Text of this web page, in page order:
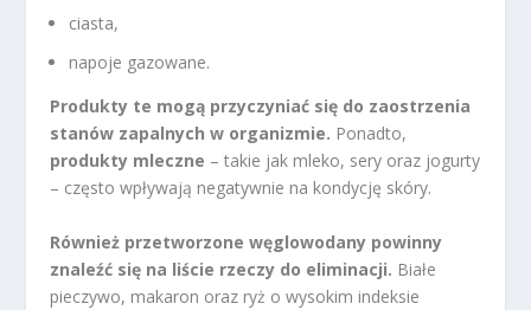
ciasta,
napoje gazowane.
Produkty te mogą przyczyniać się do zaostrzenia
stanów zapalnych w organizmie. Ponadto,
produkty mleczne – takie jak mleko, sery oraz jogurty
– często wpływają negatywnie na kondycję skóry.
Również przetworzone węglowodany powinny
znaleźć się na liście rzeczy do eliminacji. Białe
pieczywo, makaron oraz ryż o wysokim indeksie